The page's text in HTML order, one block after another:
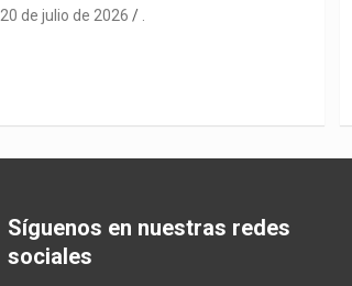
20 de julio de 2026
Síguenos en nuestras redes
sociales